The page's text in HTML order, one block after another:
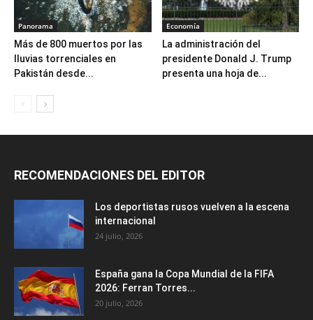
Panorama
Más de 800 muertos por las
lluvias torrenciales en
Pakistán desde...
Economía
La administración del
presidente Donald J. Trump
presenta una hoja de...
RECOMENDACIONES DEL EDITOR
Los deportistas rusos vuelven a la escena
internacional
24 julio, 2026
España gana la Copa Mundial de la FIFA
2026: Ferran Torres...
20 julio, 2026